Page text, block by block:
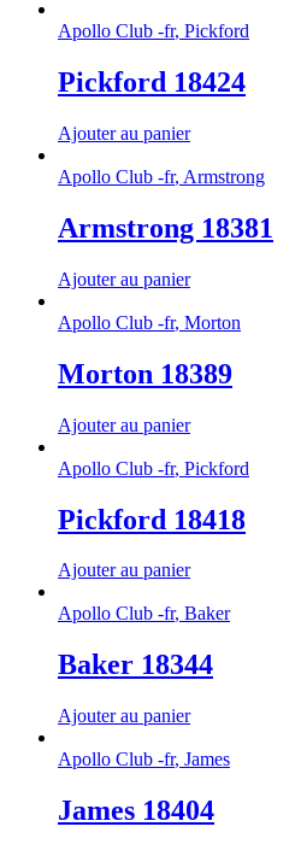
Apollo Club -fr, Pickford
Pickford 18424
Ajouter au panier
Apollo Club -fr, Armstrong
Armstrong 18381
Ajouter au panier
Apollo Club -fr, Morton
Morton 18389
Ajouter au panier
Apollo Club -fr, Pickford
Pickford 18418
Ajouter au panier
Apollo Club -fr, Baker
Baker 18344
Ajouter au panier
Apollo Club -fr, James
James 18404